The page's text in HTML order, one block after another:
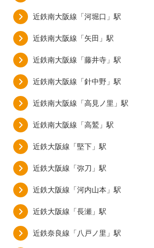
近鉄南大阪線「河堀口」駅
近鉄南大阪線「矢田」駅
近鉄南大阪線「藤井寺」駅
近鉄南大阪線「針中野」駅
近鉄南大阪線「高見ノ里」駅
近鉄南大阪線「高鷲」駅
近鉄大阪線「堅下」駅
近鉄大阪線「弥刀」駅
近鉄大阪線「河内山本」駅
近鉄大阪線「長瀬」駅
近鉄奈良線「八戸ノ里」駅